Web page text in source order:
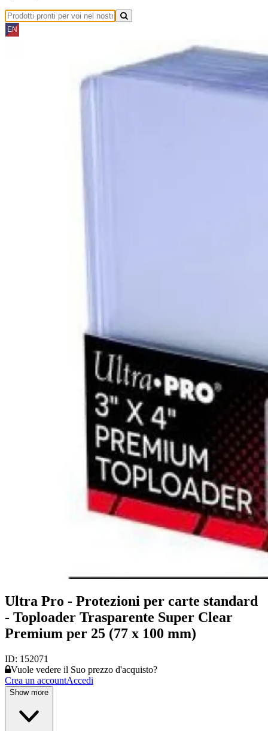
Ultra Pro - Protezioni per carte standard
- Toploader Trasparente Super Clear
Premium per 25 (77 x 100 mm)
ID: 152071
Vuole vedere il Suo prezzo d'acquisto?
Crea un accountAccedi
Show more